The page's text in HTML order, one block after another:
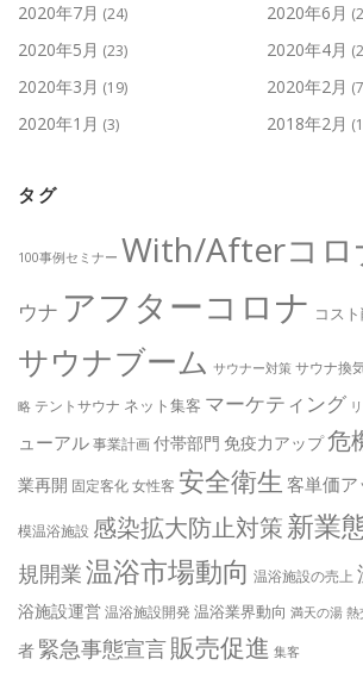
2020年7月 (24) 2020年6月
2020年5月 (23) 2020年4月
2020年3月 (19) 2020年2月
2020年1月 (3) 2018年2月
タグ
100事例セミナー With/Afterコロ
ウナ アフターコロナ コス
サウナブーム サウナー対策 サウナ換
略 テントサウナ ネット集客 マーケティング
ューアル 事業計画 付帯部門 免疫力アップ危
業再開 固定客化女性客 安全衛生 客単価
模温浴施設 感染拡大防止対策新業
規開業温浴市場動向 温浴施設の売上
浴施設運営温浴施設開発 温浴業界動向 満天の湯 熱
者 緊急事態宣言販売促進 集客